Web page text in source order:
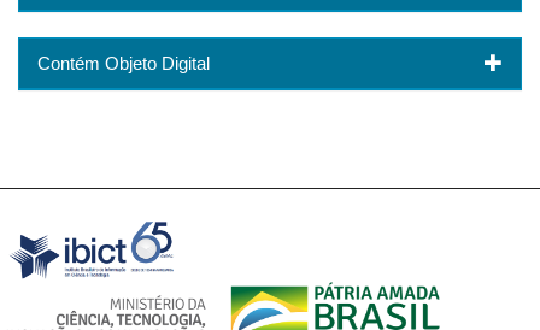
Contém Objeto Digital